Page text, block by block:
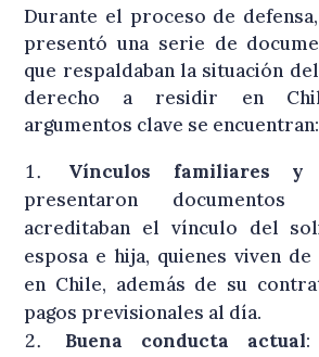
Durante el proceso de
presentó una serie de
que respaldaban la situación
derecho a residir en
argumentos clave se encuentran:
Vínculos familiares y
presentaron documentos
acreditaban el vínculo del
esposa e hija, quienes viven
en Chile, además de su
pagos previsionales al día.
Buena conducta actual: